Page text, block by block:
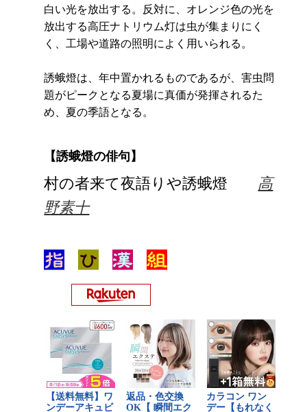
白い光を放出する。反対に、オレンジ色の光を
放出する高圧ナトリウム灯は虫が集まりにく
く、工場や道路の照明によく用いられる。
誘蛾燈は、年中置かれるものであるが、害虫問
題がピークとなる夏場に真価が発揮されるた
め、夏の季語となる。
【誘蛾燈の俳句】
村の者来て夜語りや誘蛾燈 高
野素十